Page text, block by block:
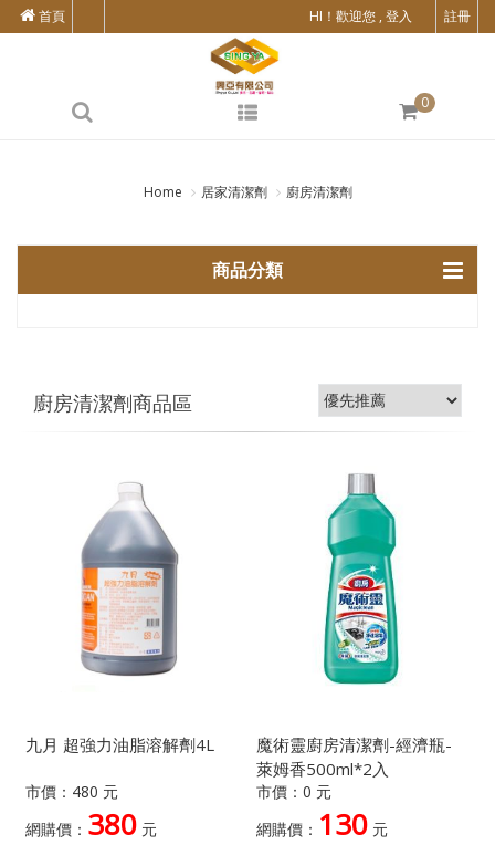
HI！歡迎您 , 登入 註冊
首頁
0
Home 居家清潔劑 廚房清潔劑
商品分類
廚房清潔劑商品區
九月 超強力油脂溶解劑4L
市價：480 元
網購價： 380 元
魔術靈廚房清潔劑-經濟瓶-
萊姆香500ml*2入
市價：0 元
網購價： 130元